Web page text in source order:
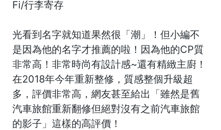
Fi/行李寄存
光看到名字就知道果然很「潮」！但小編不
是因為他的名字才推薦的啦！因為他的CP質
非常高！非常時尚有設計感~還有精緻主廚！
在2018年今年重新整修，質感整個升級超
多，評價非常高，網友甚至給出「雖然是舊
汽車旅館重新翻修但絕對沒有之前汽車旅館
的影子 」這樣的高評價！